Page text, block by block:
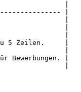
|
|
|
|
|
5 Zeilen.     |
|
|
|